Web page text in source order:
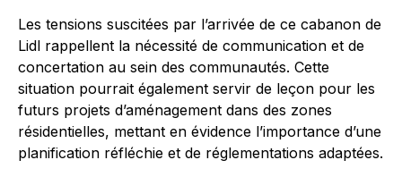
Les tensions suscitées par l’arrivée de ce cabanon de
Lidl rappellent la nécessité de communication et de
concertation au sein des communautés. Cette
situation pourrait également servir de leçon pour les
futurs projets d’aménagement dans des zones
résidentielles, mettant en évidence l’importance d’une
planification réfléchie et de réglementations adaptées.